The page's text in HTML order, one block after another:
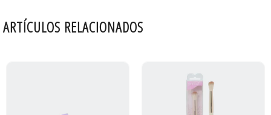
ARTÍCULOS RELACIONADOS